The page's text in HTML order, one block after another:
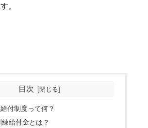
。
目次
付制度って何？
給付金とは？